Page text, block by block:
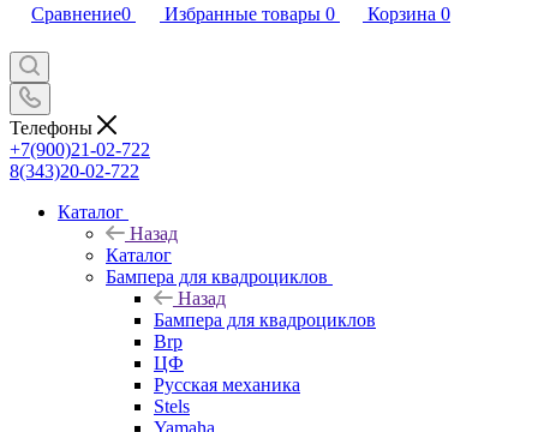
Сравнение0 Избранные товары 0 Корзина 0
Телефоны
+7(900)21-02-722
8(343)20-02-722
Каталог
Назад
Каталог
Бампера для квадроциклов
Назад
Бампера для квадроциклов
Brp
ЦФ
Русская механика
Stels
Yamaha